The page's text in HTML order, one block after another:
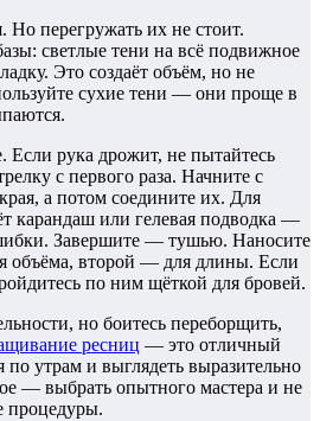
перегружать их не стоит.
светлые тени на всё подвижное
Это создаёт объём, но не
сухие тени — они проще в
рука дрожит, не пытайтесь
с первого раза. Начните с
а потом соедините их. Для
карандаш или гелевая подводка —
Завершите — тушью. Наносите
объёма, второй — для длины. Если
по ним щёткой для бровей.
но боитесь переборщить,
ресниц — это отличный
по утрам и выглядеть выразительно
— выбрать опытного мастера и не
процедуры.